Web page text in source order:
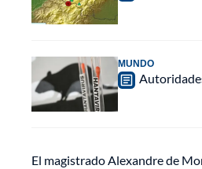
MUNDO
El magistrado Alexandre de